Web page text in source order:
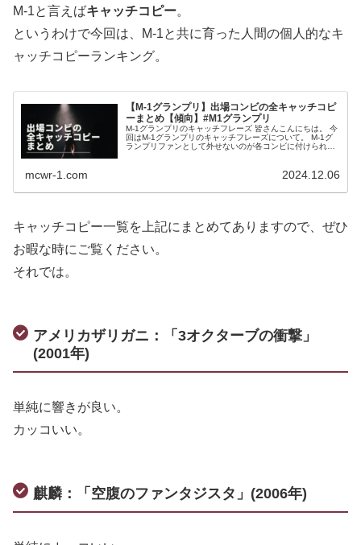
M-1と言えばキャッチコピー。
というわけで今回は、M-1と共に育った人間の個人的なキ
ャッチコピーランキング。
【M-1グランプリ】出場コンビの全キャッチコピ
ーまとめ【傾向】#M1グランプリ
M-1グランプリのキャッチフレーズ 皆さんこんにちは。 今
回はM-1グランプリのキャッチフレーズについて。 M-1グ
ランプリファンとして外せないのが各コンビに付けられる
mcwr-1.com 2024.12.06
キャッチコピー一覧を上記にまとめてありますので、ぜひ
お暇な時にご覧ください。
それでは。
アメリカザリガニ：「3オクターブの衝撃」
(2001年)
単純に響きが良い。
カッコいい。
麒麟：「空腹のファンタジスタ」(2006年)